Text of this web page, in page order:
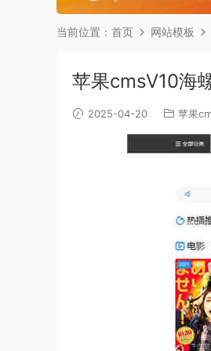
当前位置： 首页 网站模板
苹果cmsV10海
2025-04-20 苹果